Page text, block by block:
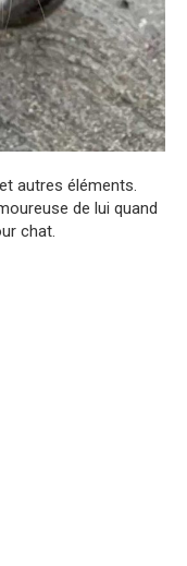
autres éléments.
de lui quand
chat.